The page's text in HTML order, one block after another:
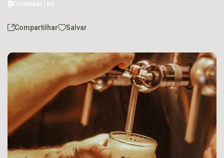
Encantado | RS
Compartilhar Salvar